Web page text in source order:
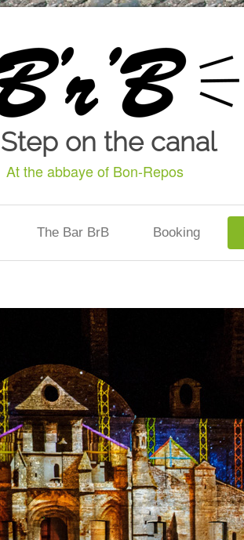
Step on the canal
At the abbaye of Bon-Repos
The Bar BrB Booking